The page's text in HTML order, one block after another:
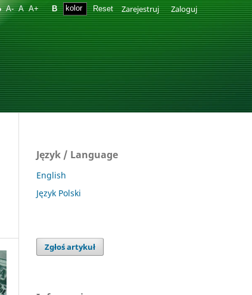
A- A A+ B Reset Zarejestruj Zaloguj
Język / Language
English
Język Polski
Zgłoś artykuł